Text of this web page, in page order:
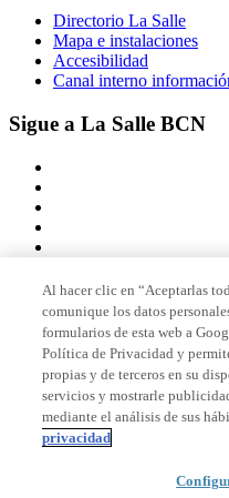
Directorio La Salle
Mapa e instalaciones
Accesibilidad
Canal interno
Sigue a La Salle BCN
Miembro de
Acreditaciones
© 2026 La Salle Campus
Al hacer clic en “Aceptarlas
comunique los datos
formularios de esta web a
Política de Privacidad y
propias y de terceros en su
servicios y mostrarle
mediante el análisis de sus
privacidad